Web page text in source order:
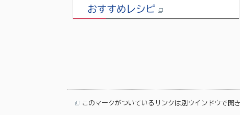
おすすめレシピ
このマークがついているリンクは別ウインドウで開